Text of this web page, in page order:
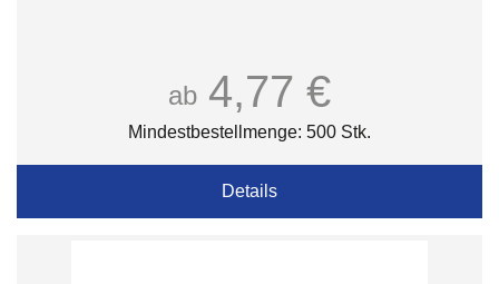
ab 4,77 €
Mindestbestellmenge: 500 Stk.
Details